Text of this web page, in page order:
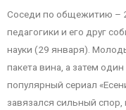
Соседи по общежитию –
педагогики и его друг
науки (29 января).
пакета вина, а затем
популярный сериал
завязался сильный